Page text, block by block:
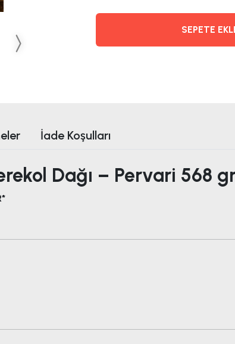
SEPETE
İade Koşulları
Dağı – Pervari 568